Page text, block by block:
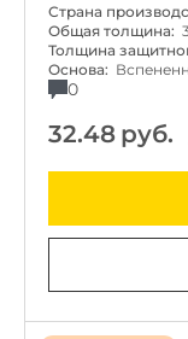
Страна
Общая толщина:
Толщина
Основа:
0
32.48 руб.